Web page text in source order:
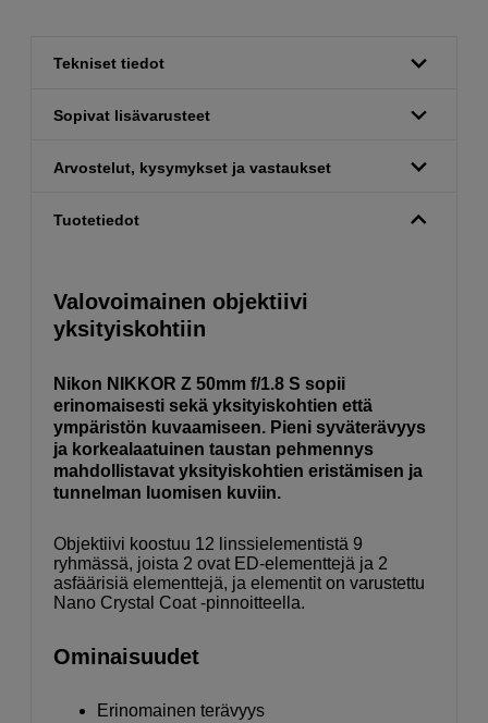
Tekniset tiedot
Sopivat lisävarusteet
Arvostelut, kysymykset ja vastaukset
Tuotetiedot
Valovoimainen objektiivi
yksityiskohtiin
Nikon NIKKOR Z 50mm f/1.8 S sopii
erinomaisesti sekä yksityiskohtien että
ympäristön kuvaamiseen. Pieni syväterävyys
ja korkealaatuinen taustan pehmennys
mahdollistavat yksityiskohtien eristämisen ja
tunnelman luomisen kuviin.
Objektiivi koostuu 12 linssielementistä 9
ryhmässä, joista 2 ovat ED-elementtejä ja 2
asfäärisiä elementtejä, ja elementit on varustettu
Nano Crystal Coat -pinnoitteella.
Ominaisuudet
Erinomainen terävyys